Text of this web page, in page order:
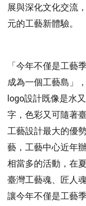
展與深化文化交流
元的工藝新體驗。
「今年不僅是工藝
成為一個工藝島」
logo設計既像是水
字，色彩又可隨著
工藝設計最大的優
藝，工藝中心近年
相當多的活動，在
臺灣工藝魂、匠人
讓今年不僅是工藝